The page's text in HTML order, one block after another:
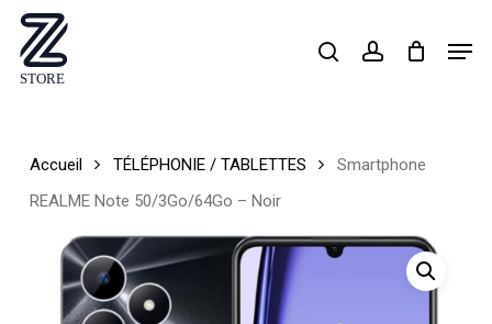
Skip
main
searchaccount
Accueil TÉLÉPHONIE / TABLETTES
Smartphone
REALME Note 50/3Go/64Go – Noir